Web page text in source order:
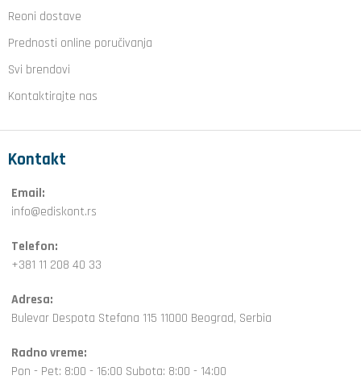
Reoni dostave
Prednosti online poručivanja
Svi brendovi
Kontaktirajte nas
Kontakt
Email:
info@ediskont.rs
Telefon:
+381 11 208 40 33
Adresa:
Bulevar Despota Stefana 115 11000 Beograd, Serbia
Radno vreme:
Pon - Pet: 8:00 - 16:00 Subota: 8:00 - 14:00